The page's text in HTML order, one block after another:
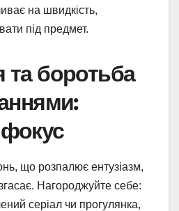
на швидкість,
під предмет.
та боротьба
що розпалює ентузіазм,
Нагороджуйте себе:
серіал чи прогулянка,